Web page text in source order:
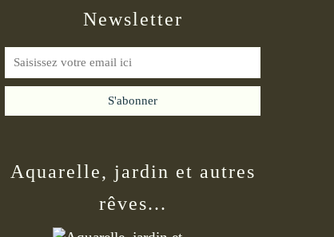
Newsletter
Aquarelle, jardin et autres
rêves...